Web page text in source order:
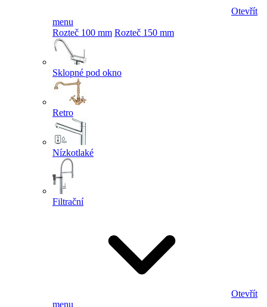
Otevřít
menu
Rozteč 100 mm Rozteč 150 mm
Sklopné pod okno
Retro
Nízkotlaké
Filtrační
Otevřít
menu